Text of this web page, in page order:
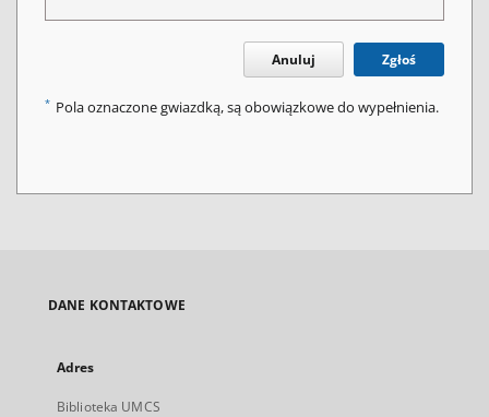
Anuluj Zgłoś
* Pola oznaczone gwiazdką, są obowiązkowe do wypełnienia.
DANE KONTAKTOWE
Adres
Biblioteka UMCS